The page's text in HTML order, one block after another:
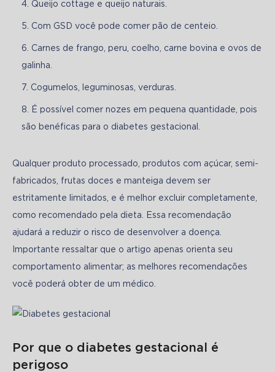
Queijo cottage e queijo naturais.
Com GSD você pode comer pão de centeio.
Carnes de frango, peru, coelho, carne bovina e ovos de
galinha.
Cogumelos, leguminosas, verduras.
É possível comer nozes em pequena quantidade, pois
são benéficas para o diabetes gestacional.
Qualquer produto processado, produtos com açúcar, semi-
fabricados, frutas doces e manteiga devem ser
estritamente limitados, e é melhor excluir completamente,
como recomendado pela dieta. Essa recomendação
ajudará a reduzir o risco de desenvolver a doença.
Importante ressaltar que o artigo apenas orienta seu
comportamento alimentar; as melhores recomendações
você poderá obter de um médico.
Por que o diabetes gestacional é
perigoso